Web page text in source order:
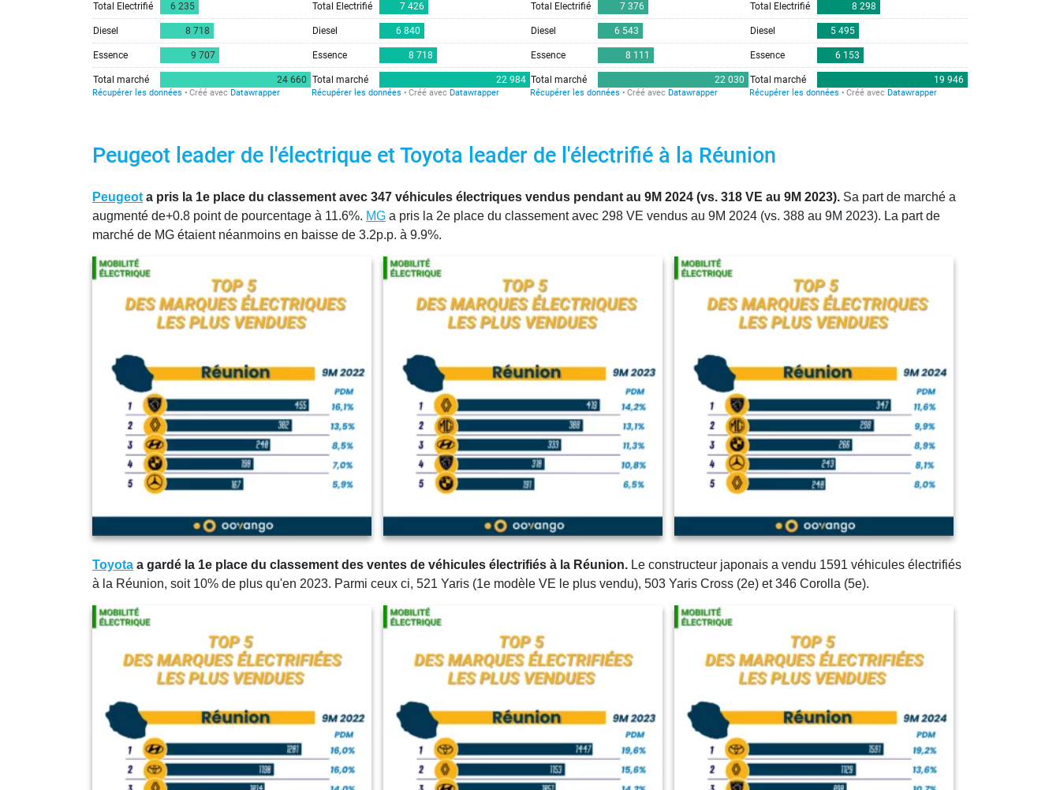
Peugeot leader de l'électrique et Toyota leader de l'électrifié à la Réunion
Peugeot a pris la 1e place du classement avec 347 véhicules électriques vendus pendant au 9M 2024 (vs. 318 VE au 9M 2023). Sa part de marché a
augmenté de+0.8 point de pourcentage à 11.6%. MG a pris la 2e place du classement avec 298 VE vendus au 9M 2024 (vs. 388 au 9M 2023). La part de
marché de MG étaient néanmoins en baisse de 3.2p.p. à 9.9%.
Toyota a gardé la 1e place du classement des ventes de véhicules électrifiés à la Réunion. Le constructeur japonais a vendu 1591 véhicules électrifiés
à la Réunion, soit 10% de plus qu'en 2023. Parmi ceux ci, 521 Yaris (1e modèle VE le plus vendu), 503 Yaris Cross (2e) et 346 Corolla (5e).